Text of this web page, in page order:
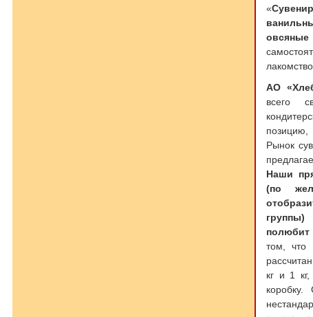
«
овсяные
АО
всего
Рынок
Наши
(по
полюбит
том, что
кг и 1